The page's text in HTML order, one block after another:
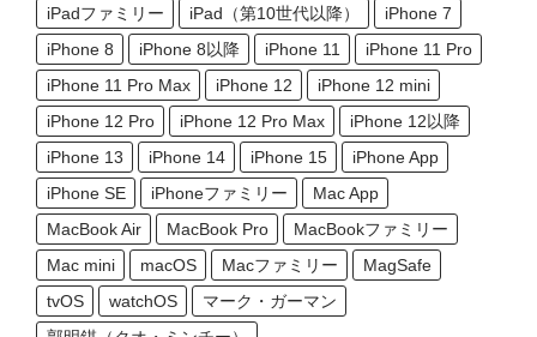
iPadファミリー
iPad（第10世代以降）
iPhone 7
iPhone 8
iPhone 8以降 iPhone 11
iPhone 11 Pro
iPhone 11 Pro Max
iPhone 12
iPhone 12 mini
iPhone 12 Pro
iPhone 12 Pro Max
iPhone 12以降
iPhone 13
iPhone 14 iPhone 15
iPhone App
iPhone SE
iPhoneファミリー
Mac App
MacBook Air
MacBook Pro
MacBookファミリー
Mac mini
macOS Macファミリー
MagSafe
tvOS
watchOS
マーク・ガーマン